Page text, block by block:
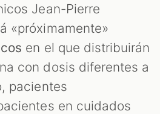
Jean-Pierre
«próximamente»
en el que distribuirán
con dosis diferentes a
pacientes
en cuidados